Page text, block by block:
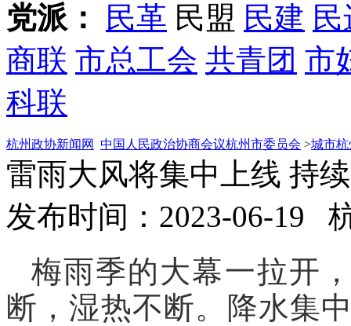
党派： 民革 民盟 民建
商联 市总工会 共青团 市
科联
杭州政协新闻网 中国人民政治协商会议杭州市委员会 >城市杭
雷雨大风将集中上线 持
发布时间：2023-06-19
梅雨季的大幕一拉开
断，湿热不断。降水集